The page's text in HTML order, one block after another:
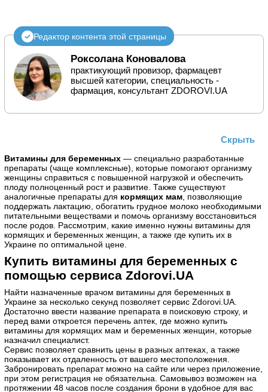
Редактор контента этой страницы
Роксолана Коновалова
практикующий провизор, фармацевт
высшей категории, специальность -
фармация, консультант ZDOROVI.UA
Витамины для беременных — специально разработанные
препараты (чаще комплексные), которые помогают организму
женщины справиться с повышенной нагрузкой и обеспечить
плоду полноценный рост и развитие. Также существуют
аналогичные препараты для кормящих мам , позволяющие
поддержать лактацию, обогатить грудное молоко необходимыми
питательными веществами и помочь организму восстановиться
после родов. Рассмотрим, какие именно нужны витамины для
кормящих и беременных женщин, а также где купить их в
Украине по оптимальной цене.
Купить витамины для беременных с
помощью сервиса Zdorovi.UA
Найти назначенные врачом витамины для беременных в
Украине за несколько секунд позволяет сервис Zdorovi.UA.
Достаточно ввести название препарата в поисковую строку, и
перед вами откроется перечень аптек, где можно купить
витамины для кормящих мам и беременных женщин, которые
назначил специалист.
Сервис позволяет сравнить цены в разных аптеках, а также
показывает их отдаленность от вашего местоположения.
Забронировать препарат можно на сайте или через приложение,
при этом регистрация не обязательна. Самовывоз возможен на
протяжении 48 часов после создания брони в удобное для вас
Скрыть